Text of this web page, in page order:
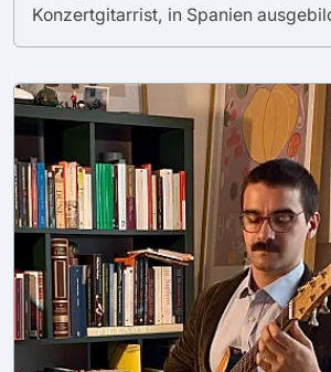
Konzertgitarrist, in Spanien